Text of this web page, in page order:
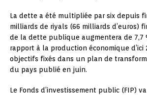
La dette a été multipliée par six depuis
milliards de riyals (66 milliards d’euros)
de la dette publique augmentera de 7,7
rapport à la production économique d’ici
objectifs fixés dans un plan de
du pays publié en juin.
Le Fonds d’investissement public (FIP)